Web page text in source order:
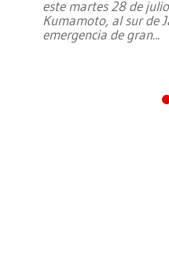
este martes 28 de
Kumamoto, al sur de
emergencia de gran...